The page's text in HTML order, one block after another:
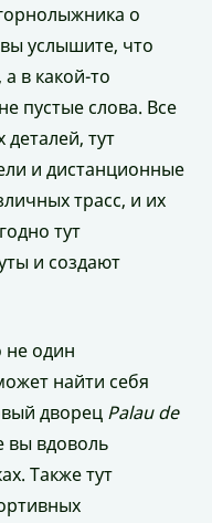
о
услышите, что
в какой-то
пустые слова. Все
тут
и дистанционные
трасс, и их
тут
и создают
не один
найти себя
дворец Palau de
вы вдоволь
Также тут